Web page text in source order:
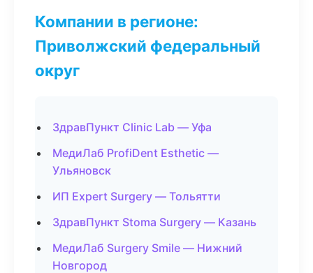
Компании в регионе:
Приволжский федеральный
округ
ЗдравПункт Clinic Lab — Уфа
МедиЛаб ProfiDent Esthetic —
Ульяновск
ИП Expert Surgery — Тольятти
ЗдравПункт Stoma Surgery — Казань
МедиЛаб Surgery Smile — Нижний
Новгород